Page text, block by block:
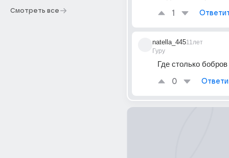
Смотреть все 1
natella_445
Гуру
11лет
Где столько бобров
0